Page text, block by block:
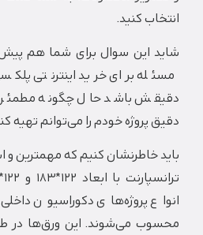
کنید.
این سوال برای شما هم پیش آمده
برای خرید اینترنتی پلکسی گلاس
باشد حال چگونه مطمئن باشم
پروژه خودم را می‌توانم تهیه کنم؟
خاطر‌نشان کنیم که مهمترین و
ترانسپارنت با
پروژه‌های دکوراسیون داخلی،
می‌شوند. این ورق‌ها در طرح‌ها و